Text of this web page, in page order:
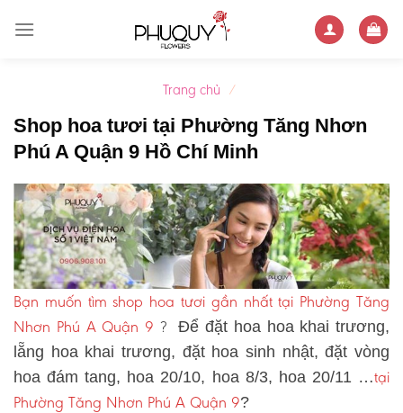
Trang chủ /
Shop hoa tươi tại Phường Tăng Nhơn
Phú A Quận 9 Hồ Chí Minh
Bạn muốn tìm shop hoa tươi gần nhất tại Phường Tăng
Nhơn Phú A Quận 9 ?Để đặt hoa hoa khai trương,
lẵng hoa khai trương, đặt hoa sinh nhật, đặt vòng
hoa đám tang, hoa 20/10, hoa 8/3, hoa 20/11 …tại
Phường Tăng Nhơn Phú A Quận 9?